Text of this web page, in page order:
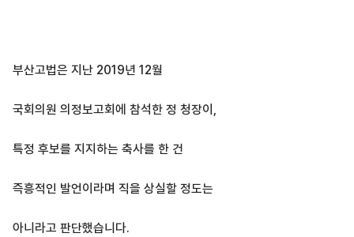
부산고법은 지난 2019년 12월
국회의원 의정보고회에 참석한 정 청장이,
특정 후보를 지지하는 축사를 한 건
즉흥적인 발언이라며 직을 상실할 정도는
아니라고 판단했습니다.